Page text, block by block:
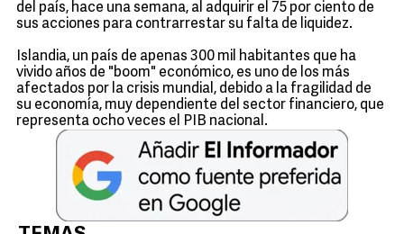
del país, hace una semana, al adquirir el 75 por ciento de
sus acciones para contrarrestar su falta de liquidez.
Islandia, un país de apenas 300 mil habitantes que ha
vivido años de "boom" económico, es uno de los más
afectados por la crisis mundial, debido a la fragilidad de
su economía, muy dependiente del sector financiero, que
representa ocho veces el PIB nacional.